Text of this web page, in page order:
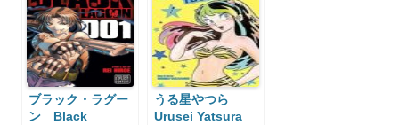
ブラック・ラグー
ン Black
うる星やつら
Urusei Yatsura